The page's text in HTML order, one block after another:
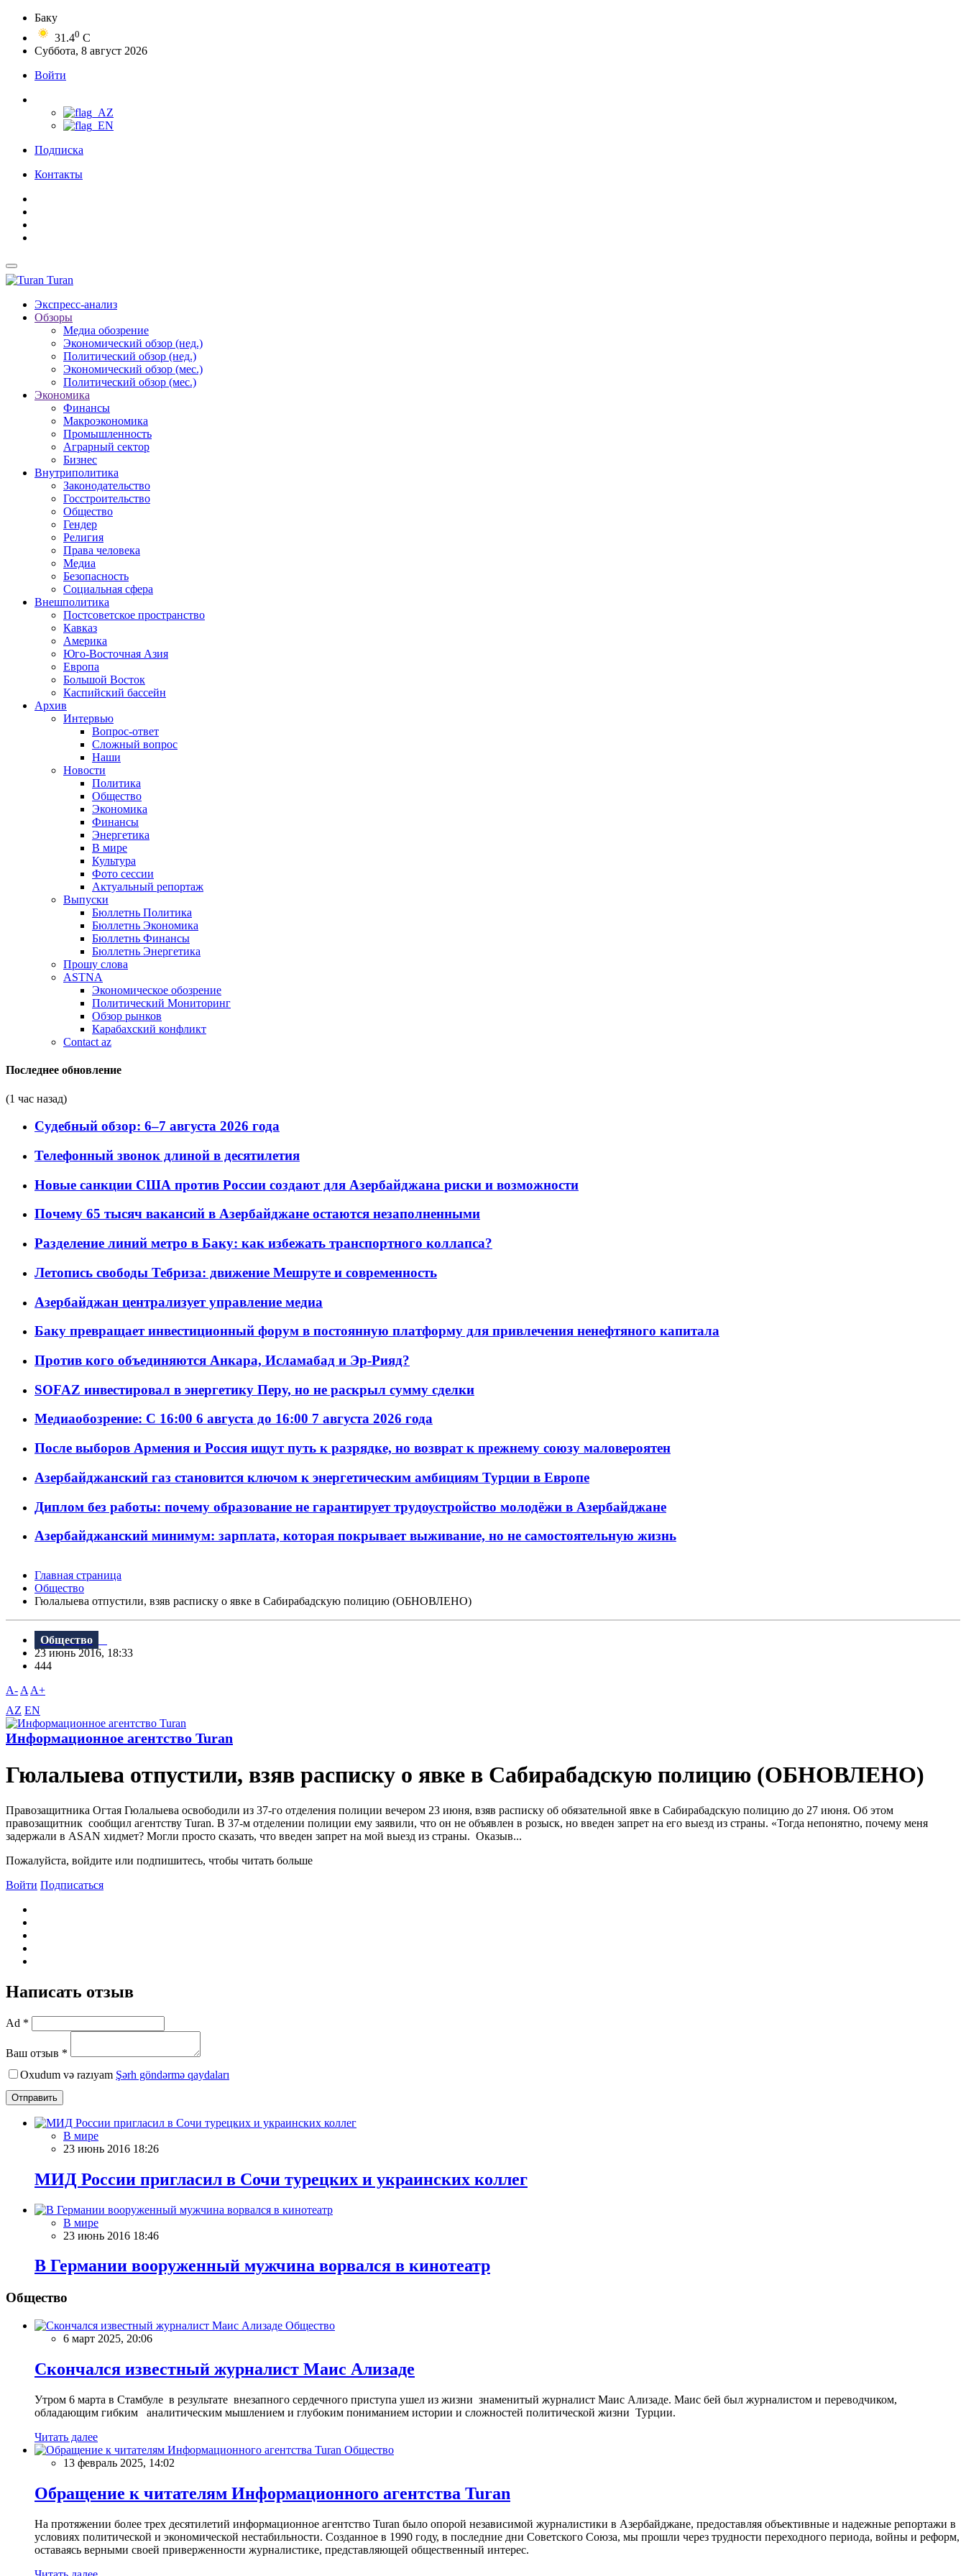
Баку
31.40 C
Суббота, 8 август 2026
Войти
Подписка
Контакты
Turan
Экспресс-анализ
Обзоры
Медиа обозрение
Экономический обзор (нед.)
Политический обзор (нед.)
Экономический обзор (мес.)
Политический обзор (мес.)
Экономика
Финансы
Макроэкономика
Промышленность
Аграрный сектор
Бизнес
Внутриполитика
Законодательство
Госстроительство
Общество
Гендер
Религия
Права человека
Медиа
Безопасность
Социальная сфера
Внешполитика
Постсоветское пространство
Кавказ
Америка
Юго-Восточная Азия
Европа
Большой Восток
Каспийский бассейн
Архив
Интервью
Вопрос-ответ
Сложный вопрос
Наши
Новости
Политика
Общество
Экономика
Финансы
Энергетика
В мире
Культура
Фото сессии
Актуальный репортаж
Выпуски
Бюллетнь Политика
Бюллетнь Экономика
Бюллетнь Финансы
Бюллетнь Энергетика
Прошу слова
ASTNA
Экономическое обозрение
Политический Мониторинг
Обзор рынков
Карабахский конфликт
Contact az
Последнее обновление
(1 час назад)
Судебный обзор: 6–7 августа 2026 года
Телефонный звонок длиной в десятилетия
Новые санкции США против России создают для Азербайджана риски и возможности
Почему 65 тысяч вакансий в Азербайджане остаются незаполненными
Разделение линий метро в Баку: как избежать транспортного коллапса?
Летопись свободы Тебриза: движение Мешруте и современность
Азербайджан централизует управление медиа
Баку превращает инвестиционный форум в постоянную платформу для привлечения ненефтяного капитала
Против кого объединяются Анкара, Исламабад и Эр-Рияд?
SOFAZ инвестировал в энергетику Перу, но не раскрыл сумму сделки
Медиаобозрение: С 16:00 6 августа до 16:00 7 августа 2026 года
После выборов Армения и Россия ищут путь к разрядке, но возврат к прежнему союзу маловероятен
Азербайджанский газ становится ключом к энергетическим амбициям Турции в Европе
Диплом без работы: почему образование не гарантирует трудоустройство молодёжи в Азербайджане
Азербайджанский минимум: зарплата, которая покрывает выживание, но не самостоятельную жизнь
Главная страница
Общество
Гюлалыева отпустили, взяв расписку о явке в Сабирабадскую полицию (ОБНОВЛЕНО)
Общество
23 июнь 2016, 18:33
444
A- A A+
AZ EN
Информационное агентство Turan
Гюлалыева отпустили, взяв расписку о явке в Сабирабадскую полицию (ОБНОВЛЕНО)
Правозащитника Огтая Гюлалыева освободили из 37-го отделения полиции вечером 23 июня, взяв расписку об обязательной явке в Сабирабадскую полицию до 27 июня. Об этом
правозащитник сообщил агентству Turan. В 37-м отделении полиции ему заявили, что он не объявлен в розыск, но введен запрет на его выезд из страны. «Тогда непонятно, почему меня
задержали в ASAN хидмет? Могли просто сказать, что введен запрет на мой выезд из страны. Оказыв...
Пожалуйста, войдите или подпишитесь, чтобы читать больше
Войти Подписаться
Написать отзыв
Ad *
Ваш отзыв *
Oxudum və razıyam Şərh göndərmə qaydaları
Отправить
В мире
23 июнь 2016 18:26
МИД России пригласил в Сочи турецких и украинских коллег
В мире
23 июнь 2016 18:46
В Германии вооруженный мужчина ворвался в кинотеатр
Общество
Общество
6 март 2025, 20:06
Скончался известный журналист Маис Ализаде
Утром 6 марта в Стамбуле в результате внезапного сердечного приступа ушел из жизни знаменитый журналист Маис Ализаде. Маис бей был журналистом и переводчиком,
обладающим гибким аналитическим мышлением и глубоким пониманием истории и сложностей политической жизни Турции.
Читать далее
Общество
13 февраль 2025, 14:02
Обращение к читателям Информационного агентства Turan
На протяжении более трех десятилетий информационное агентство Turan было опорой независимой журналистики в Азербайджане, предоставляя объективные и надежные репортажи в
условиях политической и экономической нестабильности. Созданное в 1990 году, в последние дни Советского Союза, мы прошли через трудности переходного периода, войны и реформ,
оставаясь верными своей приверженности журналистике, представляющей общественный интерес.